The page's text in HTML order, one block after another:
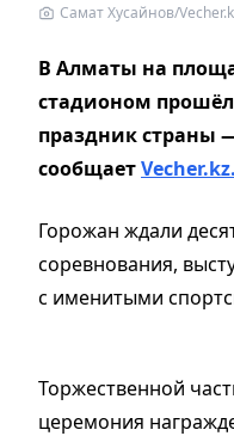
Самат Хусайнов/
В Алматы на
стадионом
праздник страны
сообщаетVecher.kz.
Горожан ждали
соревнования,
с именитыми
Торжественной
церемония